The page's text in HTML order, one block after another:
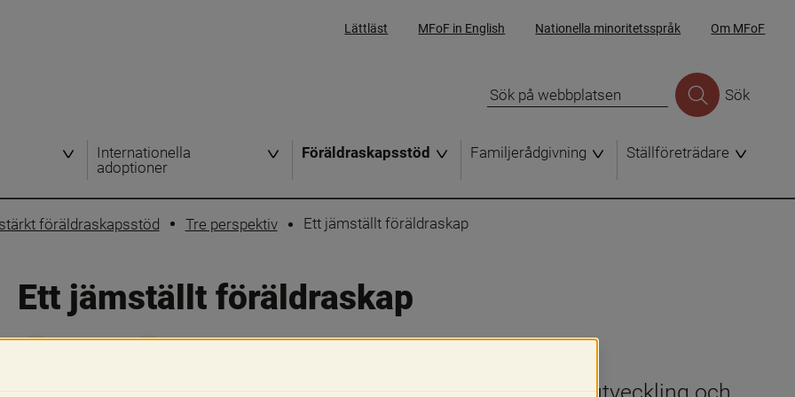
Lättläst MFoF in English Nationella minoritetsspråk Om MFoF
Sök
Internationella
adoptioner
Föräldraskapsstöd Familjerådgivning Ställföreträdare
föräldraskapsstöd Tre perspektiv Ett jämställt föräldraskap
Ett jämställt föräldraskap